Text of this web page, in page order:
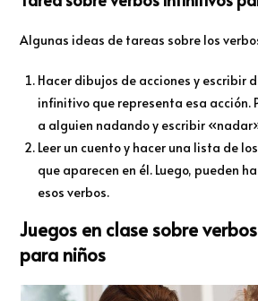
Algunas ideas de tareas sobre los
Hacer dibujos de acciones y escribir
infinitivo que representa esa acción.
a alguien nadando y escribir
Leer un cuento y hacer una lista de
que aparecen en él. Luego, pueden
esos verbos.
Juegos en clase sobre
para niños